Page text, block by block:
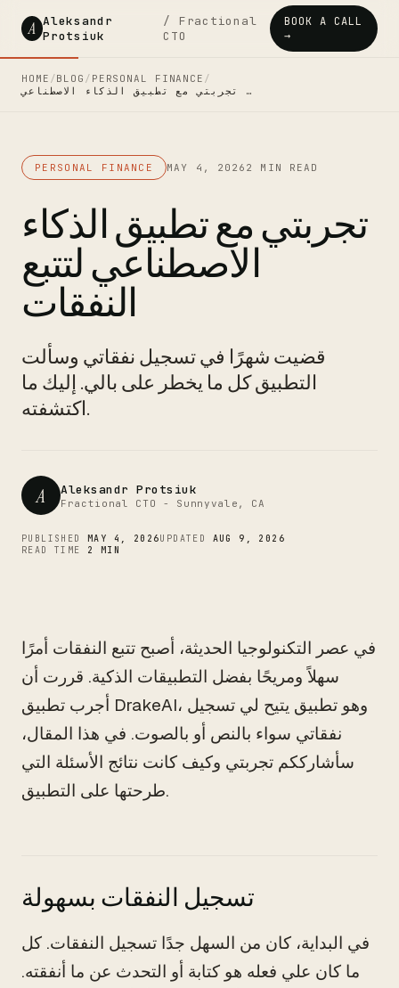
A Aleksandr
Protsiuk
/ Fractional
CTO
BOOK A CALL
→
HOME /BLOG / PERSONAL FINANCE /
تجربتي مع تطبيق الذكاء الاصطناعي …
PERSONAL FINANCE MAY 4, 2026 2 MIN READ
تجربتي مع تطبيق الذكاء
الاصطناعي لتتبع
النفقات
قضيت شهرًا في تسجيل نفقاتي وسألت
التطبيق كل ما يخطر على بالي. إليك ما
اكتشفته.
A Aleksandr Protsiuk
Fractional CTO - Sunnyvale, CA
PUBLISHED MAY 4, 2026UPDATED AUG 9, 2026
READ TIME 2 MIN
في عصر التكنولوجيا الحديثة، أصبح تتبع النفقات أمرًا
سهلاً ومريحًا بفضل التطبيقات الذكية. قررت أن
أجرب تطبيق DrakeAI، وهو تطبيق يتيح لي تسجيل
نفقاتي سواء بالنص أو بالصوت. في هذا المقال،
سأشارككم تجربتي وكيف كانت نتائج الأسئلة التي
طرحتها على التطبيق.
تسجيل النفقات بسهولة
في البداية، كان من السهل جدًا تسجيل النفقات. كل
ما كان علي فعله هو كتابة أو التحدث عن ما أنفقته.